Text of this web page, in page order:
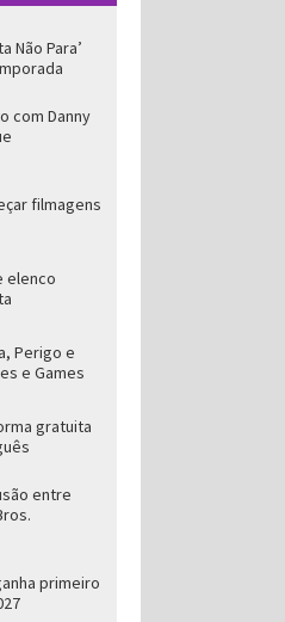
Não Para’
com Danny
filmagens
elenco
Perigo e
e Games
gratuita
entre
primeiro